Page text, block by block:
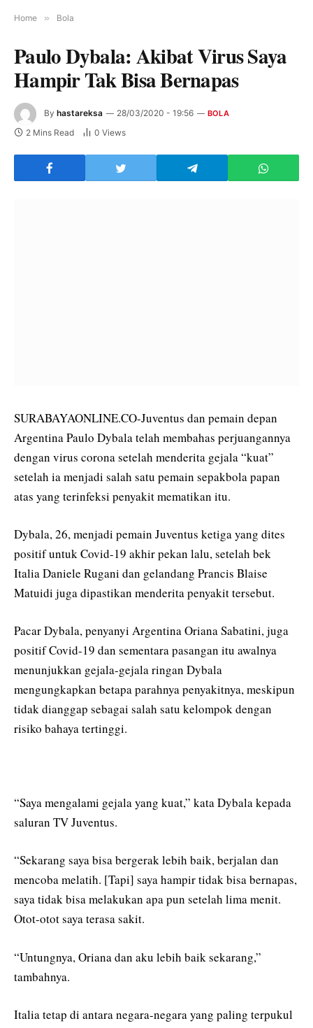
Home » Bola
Paulo Dybala: Akibat Virus Saya
Hampir Tak Bisa Bernapas
By hastareksa 28/03/2020 - 19:56 BOLA
2 Mins Read 0 Views
SURABAYAONLINE.CO-Juventus dan pemain depan
Argentina Paulo Dybala telah membahas perjuangannya
dengan virus corona setelah menderita gejala “kuat”
setelah ia menjadi salah satu pemain sepakbola papan
atas yang terinfeksi penyakit mematikan itu.
Dybala, 26, menjadi pemain Juventus ketiga yang dites
positif untuk Covid-19 akhir pekan lalu, setelah bek
Italia Daniele Rugani dan gelandang Prancis Blaise
Matuidi juga dipastikan menderita penyakit tersebut.
Pacar Dybala, penyanyi Argentina Oriana Sabatini, juga
positif Covid-19 dan sementara pasangan itu awalnya
menunjukkan gejala-gejala ringan Dybala
mengungkapkan betapa parahnya penyakitnya, meskipun
tidak dianggap sebagai salah satu kelompok dengan
risiko bahaya tertinggi.
“Saya mengalami gejala yang kuat,” kata Dybala kepada
saluran TV Juventus.
“Sekarang saya bisa bergerak lebih baik, berjalan dan
mencoba melatih. [Tapi] saya hampir tidak bisa bernapas,
saya tidak bisa melakukan apa pun setelah lima menit.
Otot-otot saya terasa sakit.
“Untungnya, Oriana dan aku lebih baik sekarang,”
tambahnya.
Italia tetap di antara negara-negara yang paling terpukul